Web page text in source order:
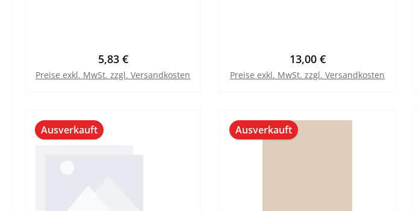
Regulärer Preis:
5,83 €
Preise exkl. MwSt. zzgl. Versandkosten
Regulärer Preis:
13,00 €
Preise exkl. MwSt. zzgl. Versandkosten
Ausverkauft Ausverkauft